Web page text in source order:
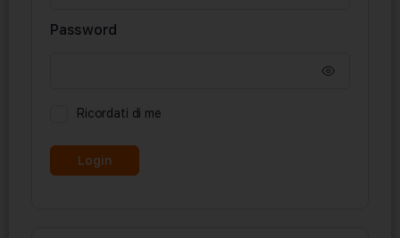
Password
Ricordati di me